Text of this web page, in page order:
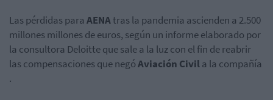
Las pérdidas para AENAtras la pandemia ascienden a 2.500
millones millones de euros, según un informe elaborado por
la consultora Deloitte que sale a la luz con el fin de reabrir
las compensaciones que negóAviación Civila la compañía
.